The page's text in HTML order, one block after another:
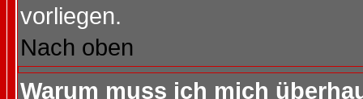
vorliegen.
Nach oben
Warum muss ich mich